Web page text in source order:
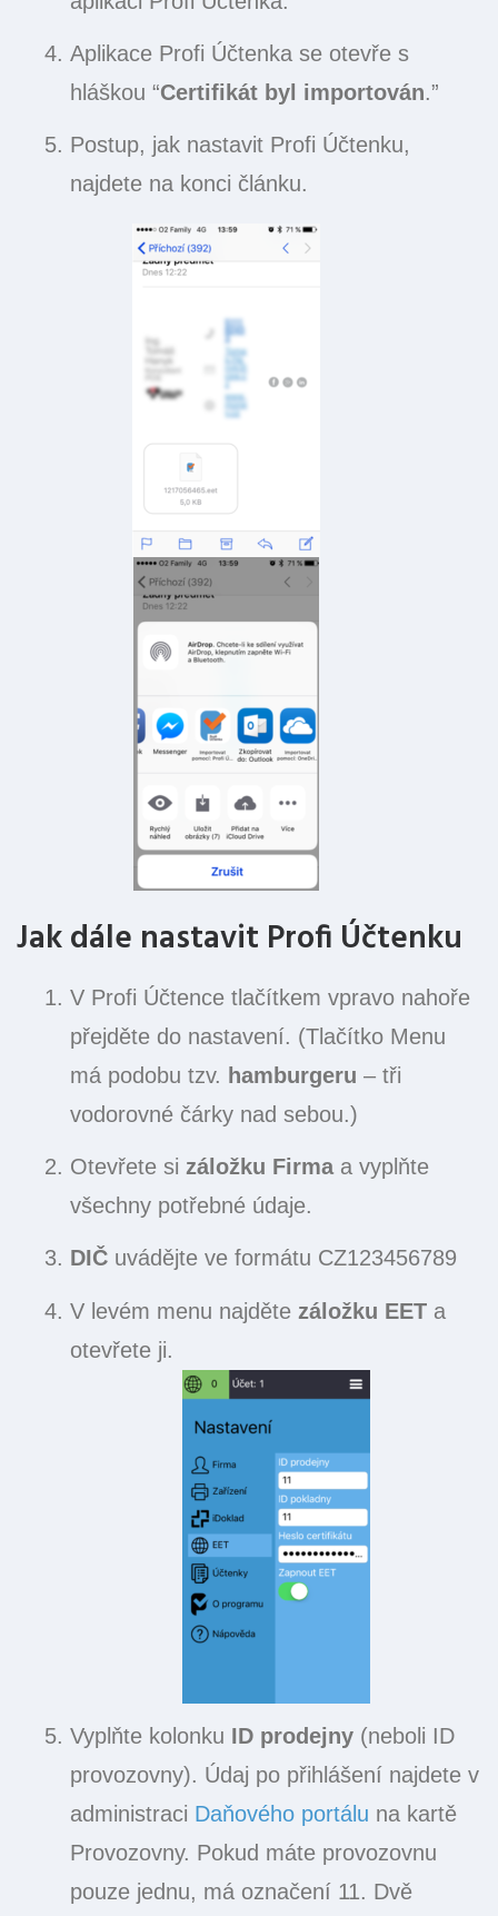
Aplikace Profi Účtenka se otevře s
hláškou “Certifikát byl importován.”
Postup, jak nastavit Profi Účtenku,
najdete na konci článku.
Jak dále nastavit Profi Účtenku
V Profi Účtence tlačítkem vpravo nahoře
přejděte do nastavení. (Tlačítko Menu
má podobu tzv. hamburgeru – tři
vodorovné čárky nad sebou.)
Otevřete si záložku Firmaa vyplňte
všechny potřebné údaje.
DIČ uvádějte ve formátu CZ123456789
V levém menu najděte záložku EET a
otevřete ji.
Vyplňte kolonku ID prodejny (neboli ID
provozovny). Údaj po přihlášení najdete v
administraci Daňového portálu na kartě
Provozovny. Pokud máte provozovnu
pouze jednu, má označení 11. Dvě